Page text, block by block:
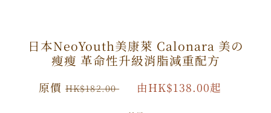
日本NeoYouth美康萊 Calonara 美の
瘦瘦 革命性升級消脂減重配方
原
原價HK$182.00 由HK$138.00起